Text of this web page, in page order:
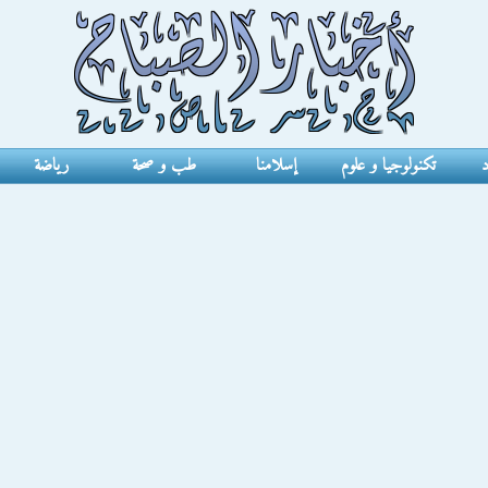
تكنولوجيا و علوم إسلامنا طب و صحة رياضة